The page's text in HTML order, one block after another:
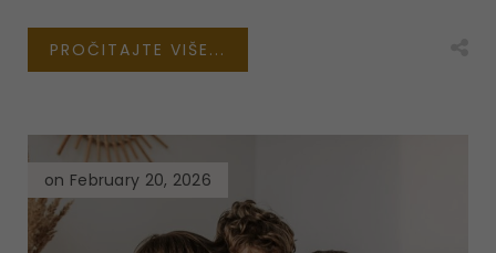
PROČITAJTE VIŠE...
on February 20, 2026